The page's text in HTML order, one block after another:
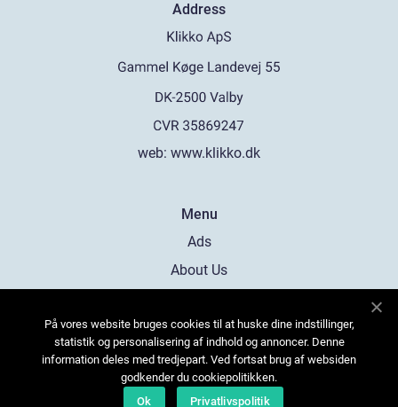
Address
web: www.klikko.dk
Menu
Ads
About Us
Contact
Sitemap
På vores website bruges cookies til at huske dine indstillinger,
statistik og personalisering af indhold og annoncer. Denne
information deles med tredjepart. Ved fortsat brug af websiden
godkender du cookiepolitikken.
Ok
Privatlivspolitik